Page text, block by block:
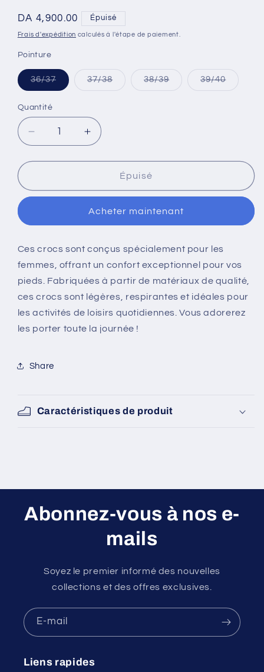
Prix
habituel
DA 4,900.00 Épuisé
Frais d'expédition calculés à l'étape de paiement.
Pointure
36/37Variante
épuisée
37/38Variante38/39Variante39/40Variante
Quantité
Quantité
Réduire
la
quantité
CROCS
fit
Augmenter
la
quantité
CROCS
relaxed
fit
Épuisé
Acheter maintenant
Ces crocs sont conçus spécialement pour les
femmes, offrant un confort exceptionnel pour vos
pieds. Fabriquées à partir de matériaux de qualité,
ces crocs sont légères, respirantes et idéales pour
les activités de loisirs quotidiennes. Vous adorerez
les porter toute la journée !
Share
Caractéristiques de produit
Abonnez-vous à nos e-
mails
Soyez le premier informé des nouvelles
collections et des offres exclusives.
E-mail
Liens rapides